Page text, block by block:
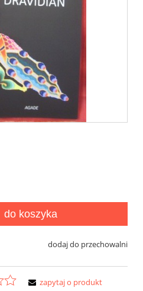
do koszyka
dodaj do przechowalni
zapytaj o produkt